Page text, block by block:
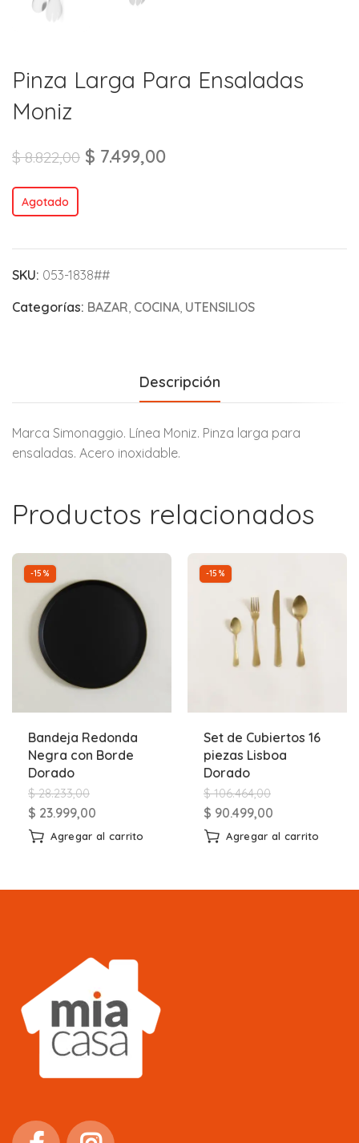
Pinza Larga Para Ensaladas
Moniz
$8.822,00 $ 7.499,00
Agotado
SKU: 053-1838##
Categorías: BAZAR, COCINA, UTENSILIOS
Descripción
Marca Simonaggio. Línea Moniz. Pinza larga para
ensaladas. Acero inoxidable.
Productos relacionados
-15%
Bandeja Redonda
Negra con Borde
Dorado
$28.233,00
$ 23.999,00
Agregar al carrito
-15%
Set de Cubiertos 16
piezas Lisboa
Dorado
$106.464,00
$ 90.499,00
Agregar al carrito